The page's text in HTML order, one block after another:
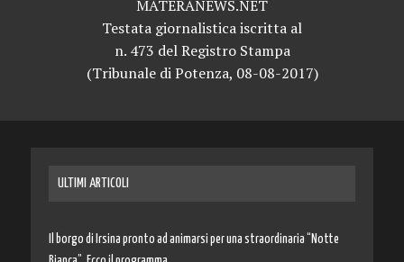
MATERANEWS.NET
Testata giornalistica iscritta al
n. 473 del Registro Stampa
(Tribunale di Potenza, 08-08-2017)
ULTIMI ARTICOLI
Il borgo di Irsina pronto ad animarsi per una straordinaria “Notte